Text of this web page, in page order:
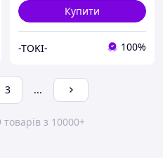
Купити
-TOKI- 100%
3 ...
з 10000+